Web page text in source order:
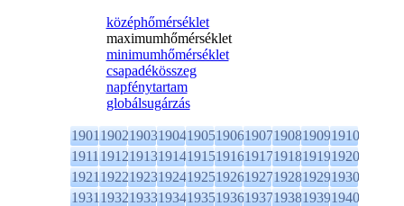
középhőmérséklet
maximumhőmérséklet
minimumhőmérséklet
csapadékösszeg
napfénytartam
globálsugárzás
1901190219031904190519061907190819091910
1911191219131914191519161917191819191920
1921192219231924192519261927192819291930
1931193219331934193519361937193819391940